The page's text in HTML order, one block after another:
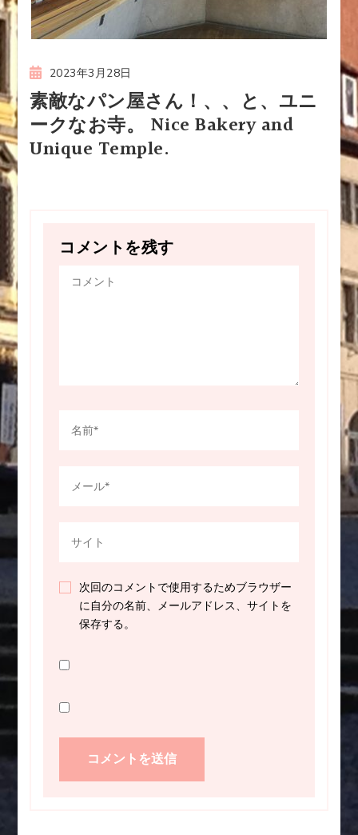
2023年3月28日
素敵なパン屋さん！、、と、ユニ
ークなお寺。 Nice Bakery and
Unique Temple.
コメントを残す
次回のコメントで使用するためブラウザー
に自分の名前、メールアドレス、サイトを
保存する。